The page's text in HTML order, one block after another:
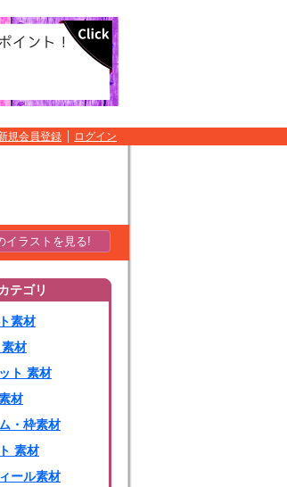
規会員登録 ログイン
ラストを見る!
テゴリ
素材
材
ト 素材
材
・枠素材
素材
ール素材